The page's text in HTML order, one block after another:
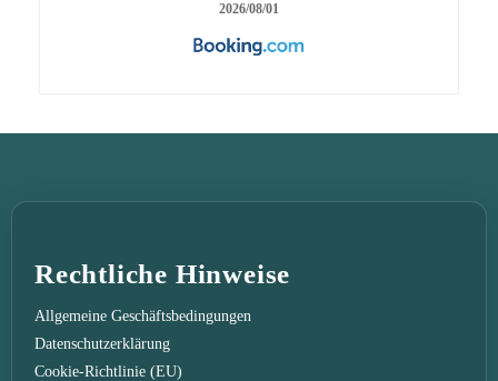
2026/08/01
Rechtliche Hinweise
Allgemeine Geschäftsbedingungen
Datenschutzerklärung
Cookie-Richtlinie (EU)